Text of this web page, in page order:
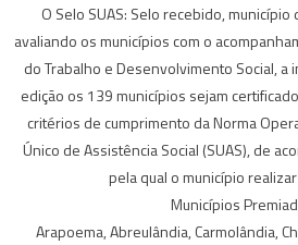
O Selo SUAS: Selo recebido,
avaliando os municípios com o
do Trabalho e Desenvolvimento Social, a
edição os 139 municípios sejam
critérios de cumprimento da Norma
Único de Assistência Social (SUAS), de
pela qual o município
Municípios
Arapoema, Abreulândia, Carmolândia,